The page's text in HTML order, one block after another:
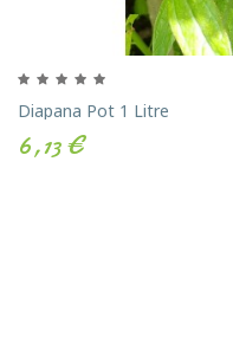
Diapana Pot 1 Litre
6,13 €